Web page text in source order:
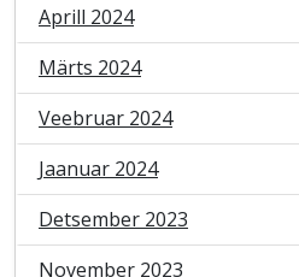
Aprill 2024
Märts 2024
Veebruar 2024
Jaanuar 2024
Detsember 2023
November 2023